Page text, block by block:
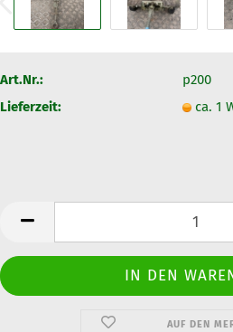
Art.Nr.:
p200
Lieferzeit:
ca. 1
AUF DEN